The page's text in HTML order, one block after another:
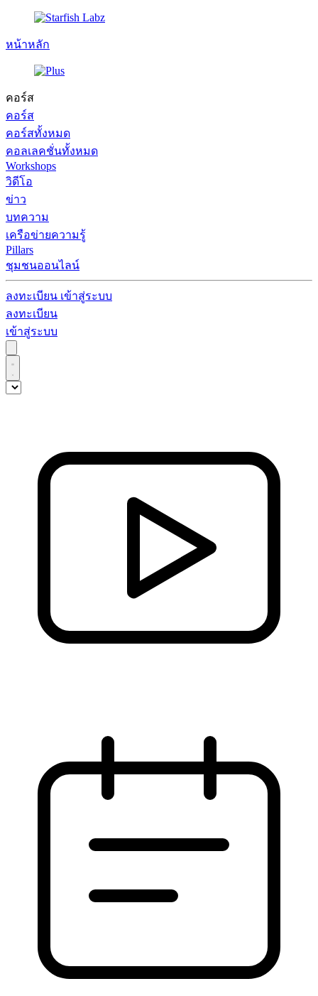
หน้าหลัก
คอร์ส
คอร์ส
คอร์สทั้งหมด
คอลเลคชั่นทั้งหมด
Workshops
วิดีโอ
ข่าว
บทความ
เครือข่ายความรู้
Pillars
ชุมชนออนไลน์
ลงทะเบียน เข้าสู่ระบบ
ลงทะเบียน
เข้าสู่ระบบ